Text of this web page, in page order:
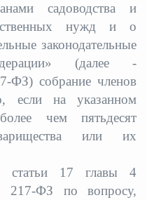
садоводства и
нужд и о
законодательные
(далее -
ФЗ) собрание членов
если на указанном
чем пятьдесят
или их
статьи 17 главы 4
217-ФЗ по вопросу,